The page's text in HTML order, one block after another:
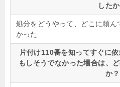
したか
処分をどうやって、どこに頼ん
かった
片付け110番を知ってすぐに
もしそうでなかった場合は、
か？